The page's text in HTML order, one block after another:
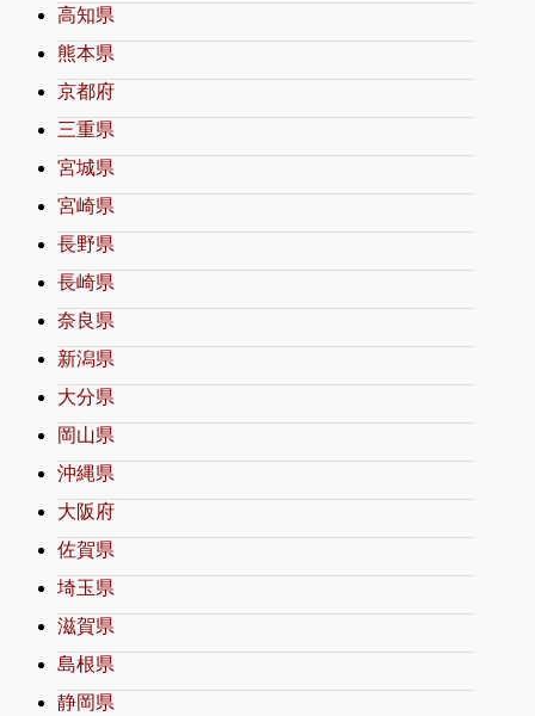
高知県
熊本県
京都府
三重県
宮城県
宮崎県
長野県
長崎県
奈良県
新潟県
大分県
岡山県
沖縄県
大阪府
佐賀県
埼玉県
滋賀県
島根県
静岡県